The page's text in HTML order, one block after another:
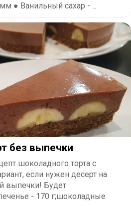
● Ванильный сахар - ...
без выпечки
шоколадного торта с
если нужен десерт на
выпечки! Будет
- 170 г;шоколадные